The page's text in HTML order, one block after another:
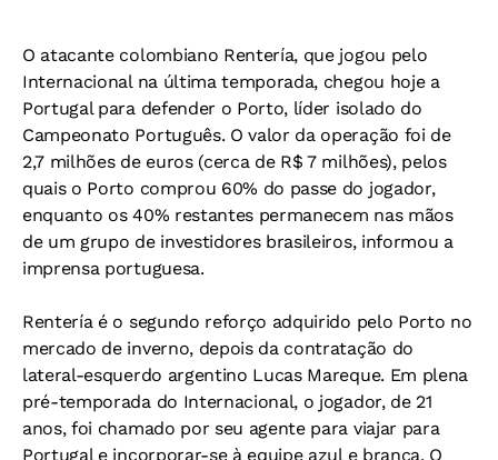
O atacante colombiano Rentería, que jogou pelo
Internacional na última temporada, chegou hoje a
Portugal para defender o Porto, líder isolado do
Campeonato Português. O valor da operação foi de
2,7 milhões de euros (cerca de R$ 7 milhões), pelos
quais o Porto comprou 60% do passe do jogador,
enquanto os 40% restantes permanecem nas mãos
de um grupo de investidores brasileiros, informou a
imprensa portuguesa.
Rentería é o segundo reforço adquirido pelo Porto no
mercado de inverno, depois da contratação do
lateral-esquerdo argentino Lucas Mareque. Em plena
pré-temporada do Internacional, o jogador, de 21
anos, foi chamado por seu agente para viajar para
Portugal e incorporar-se à equipe azul e branca. O